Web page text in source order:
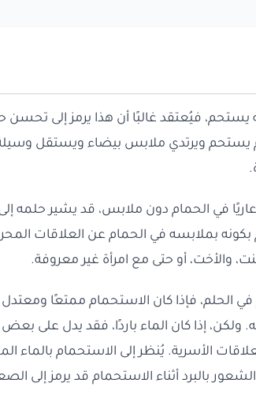
فيُعتقد غالبًا أن هذا يرمز إلى تحسن
يستحم ويرتدي ملابس بيضاء ويستقل وسيلة
في الحمام دون ملابس، قد يشير حلمه إلى
بكونه بملابسه في الحمام عن العلاقات
والأخت، أو حتى مع امرأة غير معروفة.
في الحلم، فإذا كان الاستحمام ممتعًا
إذا كان الماء باردًا، فقد يدل على بعض
الأسرية. يُنظر إلى الاستحمام بالماء
بالبرد أثناء الاستحمام قد يرمز إلى